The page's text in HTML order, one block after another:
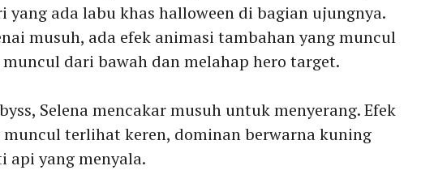
yang ada labu khas halloween di bagian ujungnya.
musuh, ada efek animasi tambahan yang muncul
dari bawah dan melahap hero target.
Selena mencakar musuh untuk menyerang. Efek
muncul terlihat keren, dominan berwarna kuning
api yang menyala.